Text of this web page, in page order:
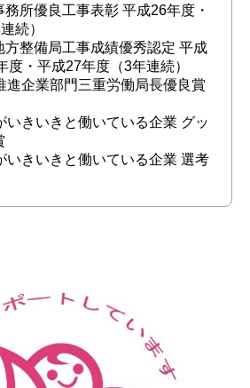
所優良工事表彰 平成26年度・
続）
方整備局工事成績優秀認定 平成
度・平成27年度（3年連続）
進企業部門三重労働局長優良賞
いきいきと働いている企業 グッ
いきいきと働いている企業 選考